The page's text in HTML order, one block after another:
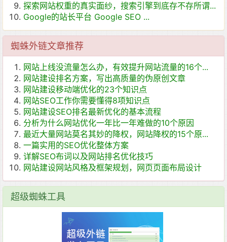
探索网站权重的真实面纱，搜索引擎到底存不存所谓...
Google的站长平台 Google SEO ...
蜘蛛外链文章推荐
网站上线没流量怎么办，有效提升网站流量的16个...
网站建设排名方案，写出高质量的伪原创文章
网站建设移动端优化的23个知识点
网站SEO工作你需要懂得8项知识点
网站建设SEO排名最新优化的基本流程
分析为什么网站优化一年比一年难做的10个原因
最近大量网站莫名其妙的降权，网站降权的15个原...
一篇实用的SEO优化整体方案
详解SEO布词以及网站排名优化技巧
网站建设网站风格及框架规划，网页页面布局设计
超级蜘蛛工具